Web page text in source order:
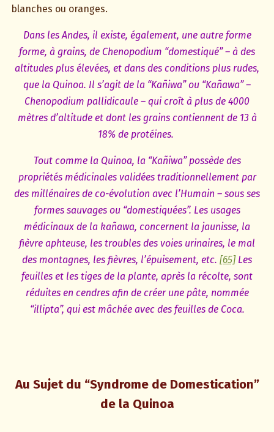
blanches ou oranges.
Dans les Andes, il existe, également, une autre forme
forme, à grains, de Chenopodium “domestiqué” – à des
altitudes plus élevées, et dans des conditions plus rudes,
que la Quinoa. Il s’agit de la “Kañiwa” ou “Kañawa” –
Chenopodium pallidicaule – qui croît à plus de 4000
mètres d’altitude et dont les grains contiennent de 13 à
18% de protéines.
Tout comme la Quinoa, la “Kañiwa” possède des
propriétés médicinales validées traditionnellement par
des millénaires de co-évolution avec l’Humain – sous ses
formes sauvages ou “domestiquées”. Les usages
médicinaux de la kañawa, concernent la jaunisse, la
fièvre aphteuse, les troubles des voies urinaires, le mal
des montagnes, les fièvres, l’épuisement, etc. [65]Les
feuilles et les tiges de la plante, après la récolte, sont
réduites en cendres afin de créer une pâte, nommée
“illipta”, qui est mâchée avec des feuilles de Coca.
Au Sujet du “Syndrome de Domestication”
de la Quinoa